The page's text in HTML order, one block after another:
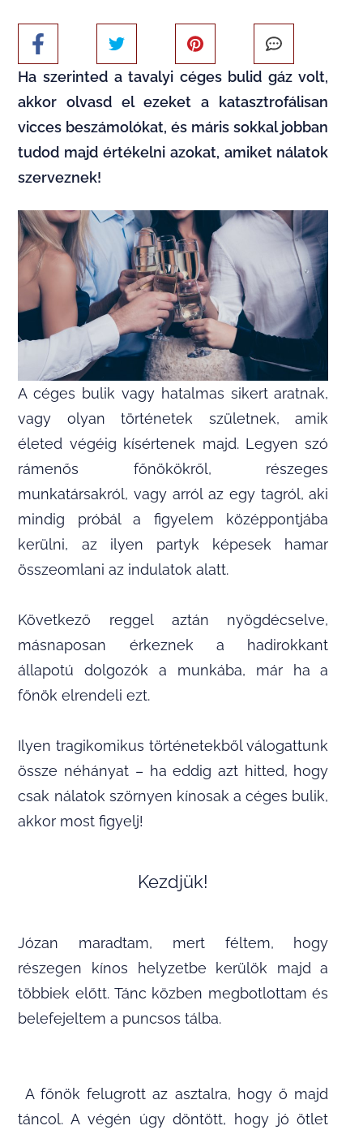
Ha szerinted a tavalyi céges bulid gáz volt,
akkor olvasd el ezeket a katasztrofálisan
vicces beszámolókat, és máris sokkal jobban
tudod majd értékelni azokat, amiket nálatok
szerveznek!
A céges bulik vagy hatalmas sikert aratnak,
vagy olyan történetek születnek, amik
életed végéig kísértenek majd. Legyen szó
rámenős főnökökről, részeges
munkatársakról, vagy arról az egy tagról, aki
mindig próbál a figyelem középpontjába
kerülni, az ilyen partyk képesek hamar
összeomlani az indulatok alatt.
Következő reggel aztán nyögdécselve,
másnaposan érkeznek a hadirokkant
állapotú dolgozók a munkába, már ha a
főnök elrendeli ezt.
Ilyen tragikomikus történetekből válogattunk
össze néhányat – ha eddig azt hitted, hogy
csak nálatok szörnyen kínosak a céges bulik,
akkor most figyelj!
Kezdjük!
Józan maradtam, mert féltem, hogy
részegen kínos helyzetbe kerülök majd a
többiek előtt. Tánc közben megbotlottam és
belefejeltem a puncsos tálba.
A főnök felugrott az asztalra, hogy ő majd
táncol. A végén úgy döntött, hogy jó ötlet